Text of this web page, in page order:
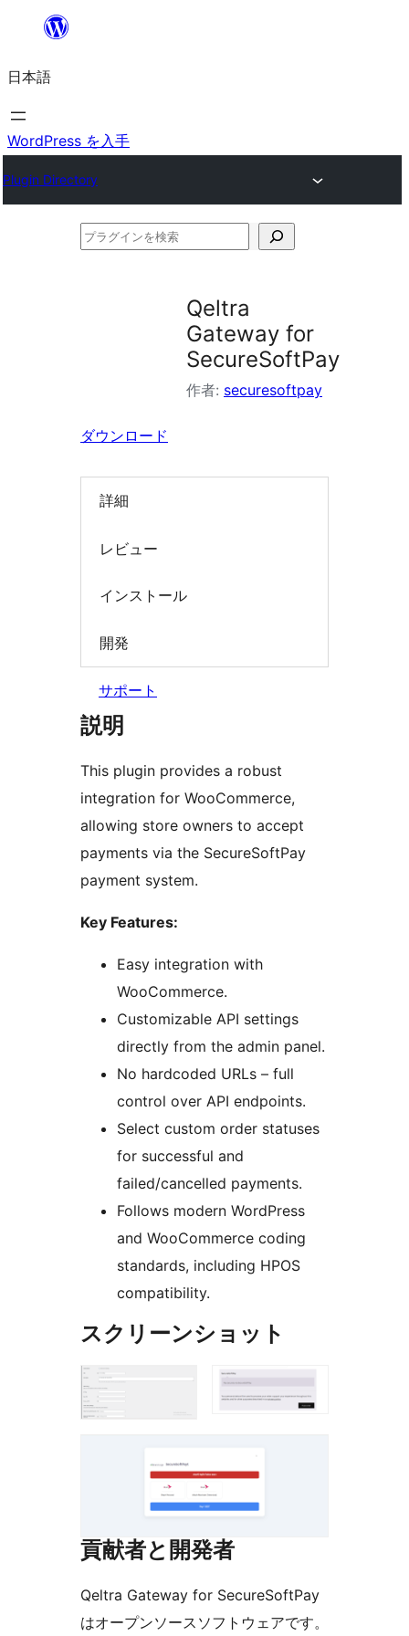
を
ス
キ
プ
日本語
WordPress を入手
Plugin Directory
プ
索
Qeltra
Gateway for
SecureSoftPay
作者: securesoftpay
ダウンロード
詳細
レビュー
インストール
開発
サポート
説明
This plugin provides a robust
integration for WooCommerce,
allowing store owners to accept
payments via the SecureSoftPay
payment system.
Key Features:
Easy integration with
WooCommerce.
Customizable API settings
directly from the admin panel.
No hardcoded URLs – full
control over API endpoints.
Select custom order statuses
for successful and
failed/cancelled payments.
Follows modern WordPress
and WooCommerce coding
standards, including HPOS
compatibility.
スクリーンショット
貢献者と開発者
Qeltra Gateway for SecureSoftPay
はオープンソースソフトウェアです。